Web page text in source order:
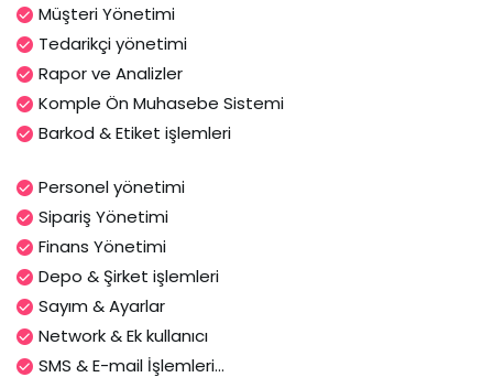
Müşteri Yönetimi
Tedarikçi yönetimi
Rapor ve Analizler
Komple Ön Muhasebe Sistemi
Barkod & Etiket işlemleri
Personel yönetimi
Sipariş Yönetimi
Finans Yönetimi
Depo & Şirket işlemleri
Sayım & Ayarlar
Network & Ek kullanıcı
SMS & E-mail İşlemleri...